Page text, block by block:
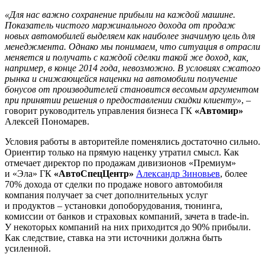
«Для нас важно сохранение прибыли на каждой машине.
Показатель чистого маржинального дохода от продаж
новых автомобилей выделяем как наиболее значимую цель для
менеджмента. Однако мы понимаем, что ситуация в отрасли
меняется и получать с каждой сделки такой же доход, как,
например, в конце 2014 года, невозможно. В условиях сжатого
рынка и снижающейся наценки на автомобили получение
бонусов от производителей становится весомым аргументом
при принятии решения о предоставлении скидки клиенту», –
говорит руководитель управления бизнеса ГК «Автомир»
Алексей Пономарев.
Условия работы в авторитейле поменялись достаточно сильно.
Ориентир только на прямую наценку утратил смысл. Как
отмечает директор по продажам дивизионов «Премиум»
и «Эла» ГК «АвтоСпецЦентр» Александр Зиновьев, более
70% дохода от сделки по продаже нового автомобиля
компания получает за счет дополнительных услуг
и продуктов – установки допоборудования, тюнинга,
комиссии от банков и страховых компаний, зачета в trade-in.
У некоторых компаний на них приходится до 90% прибыли.
Как следствие, ставка на эти источники должна быть
усиленной.